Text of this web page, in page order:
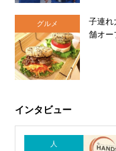
グルメ
子連れ
舗オ
インタビュー
人